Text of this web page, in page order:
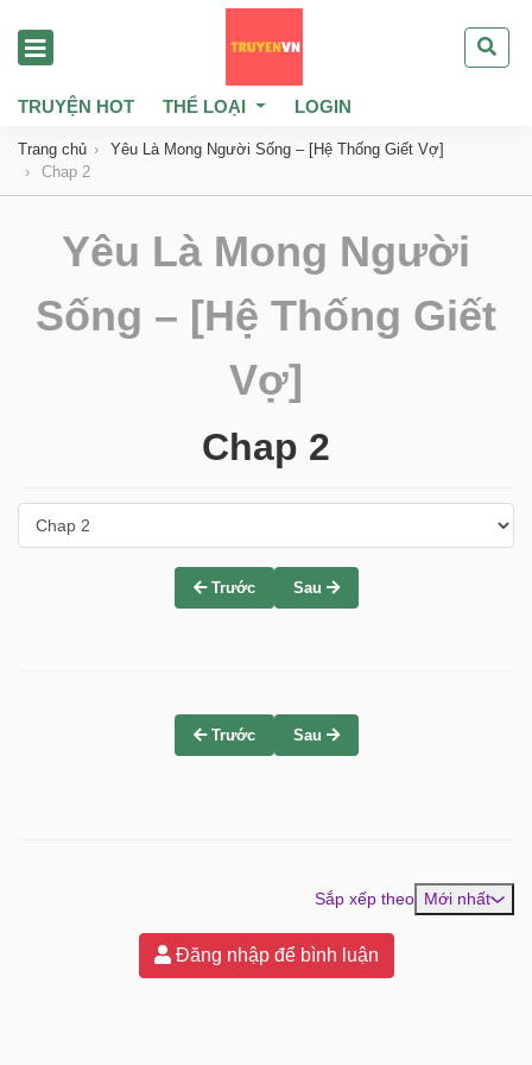
TRUYỆN HOT THỂ LOẠI LOGIN
Trang chủ
Yêu Là Mong Người Sống – [Hệ Thống Giết Vợ]
Chap 2
Yêu Là Mong Người
Sống – [Hệ Thống Giết
Vợ]
Chap 2
Trước Sau
Trước Sau
Sắp xếp theo Mới nhất
Đăng nhập để bình luận